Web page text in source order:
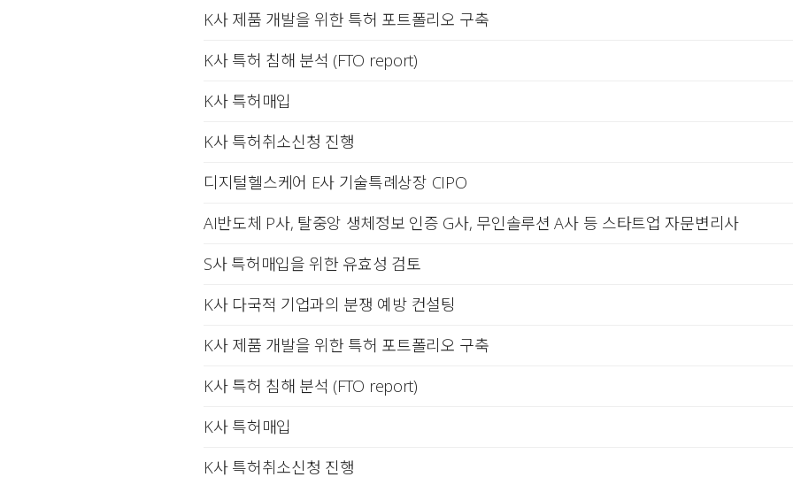
K사 제품 개발을 위한 특허 포트폴리오 구축
K사 특허 침해 분석 (FTO report)
K사 특허매입
K사 특허취소신청 진행
디지털헬스케어 E사 기술특례상장 CIPO
AI반도체 P사, 탈중앙 생체정보 인증 G사, 무인솔루션 A사 등 스타트업 자문변리사
S사 특허매입을 위한 유효성 검토
K사 다국적 기업과의 분쟁 예방 컨설팅
K사 제품 개발을 위한 특허 포트폴리오 구축
K사 특허 침해 분석 (FTO report)
K사 특허매입
K사 특허취소신청 진행